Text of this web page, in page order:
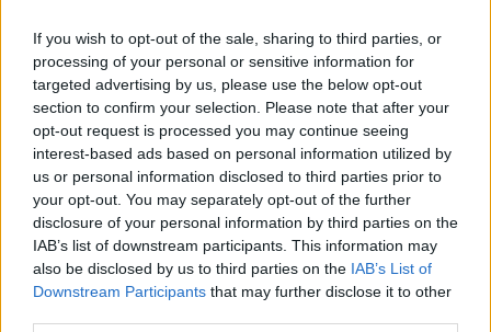
If you wish to opt-out of the sale, sharing to third parties, or
processing of your personal or sensitive information for
targeted advertising by us, please use the below opt-out
section to confirm your selection. Please note that after your
opt-out request is processed you may continue seeing
interest-based ads based on personal information utilized by
us or personal information disclosed to third parties prior to
your opt-out. You may separately opt-out of the further
disclosure of your personal information by third parties on the
IAB’s list of downstream participants. This information may
also be disclosed by us to third parties on the IAB’s List of
Downstream Participants that may further disclose it to other
For informasjon om klageadgang, se:
www.presse.no
Fjell-Ljom har ikke ansvar for innhold på
eksterne nettsider som det lenkes til.
Det er ikke tillatt å kopiere fra siden eller
legge ut skjermdump av artikler.
Avisa er medlem i Landslaget for